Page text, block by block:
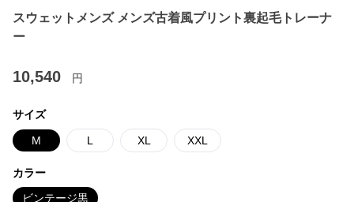
スウェットメンズ メンズ古着風プリント裏起毛トレーナ
ー
10,540 円
サイズ
M L XL XXL
カラー
ビンテージ黒